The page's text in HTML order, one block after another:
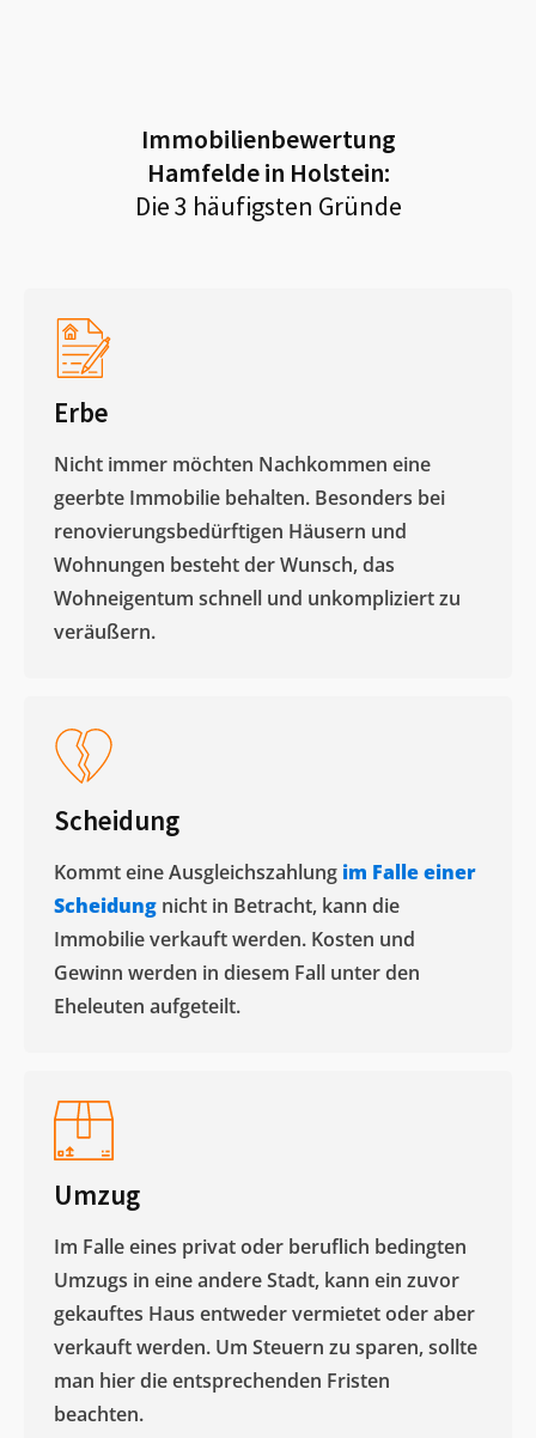
Immobilienbewertung
Hamfelde in Holstein:
Die 3 häufigsten Gründe
Erbe
Nicht immer möchten Nachkommen eine
geerbte Immobilie behalten. Besonders bei
renovierungsbedürftigen Häusern und
Wohnungen besteht der Wunsch, das
Wohneigentum schnell und unkompliziert zu
veräußern. ​
Scheidung
Kommt eine Ausgleichszahlung im Falle einer
Scheidung nicht in Betracht, kann die
Immobilie verkauft werden. Kosten und
Gewinn werden in diesem Fall unter den
Eheleuten aufgeteilt.​
Umzug
Im Falle eines privat oder beruflich bedingten
Umzugs in eine andere Stadt, kann ein zuvor
gekauftes Haus entweder vermietet oder aber
verkauft werden. Um Steuern zu sparen, sollte
man hier die entsprechenden Fristen
beachten.